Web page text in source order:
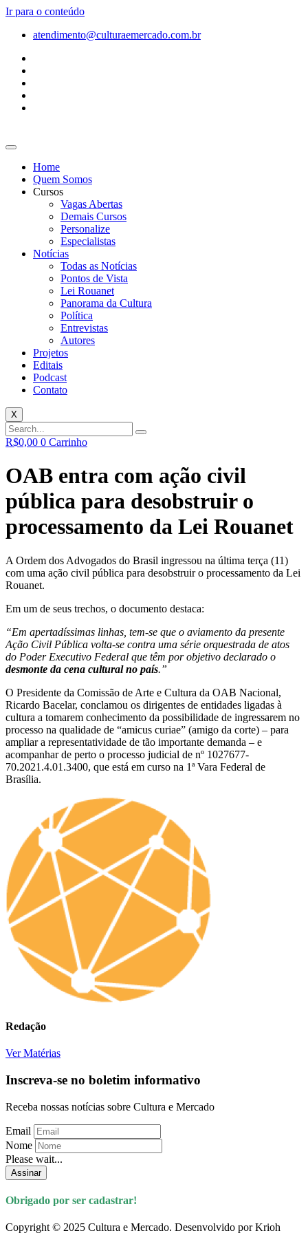
Ir para o conteúdo
atendimento@culturaemercado.com.br
Home
Quem Somos
Cursos
Vagas Abertas
Demais Cursos
Personalize
Especialistas
Notícias
Todas as Notícias
Pontos de Vista
Lei Rouanet
Panorama da Cultura
Política
Entrevistas
Autores
Projetos
Editais
Podcast
Contato
X
R$0,00 0 Carrinho
OAB entra com ação civil
pública para desobstruir o
processamento da Lei Rouanet
A Ordem dos Advogados do Brasil ingressou na última terça (11)
com uma ação civil pública para desobstruir o processamento da Lei
Rouanet.
Em um de seus trechos, o documento destaca:
“Em apertadíssimas linhas, tem-se que o aviamento da presente
Ação Civil Pública volta-se contra uma série orquestrada de atos
do Poder Executivo Federal que têm por objetivo declarado o
desmonte da cena cultural no país.”
O Presidente da Comissão de Arte e Cultura da OAB Nacional,
Ricardo Bacelar, conclamou os dirigentes de entidades ligadas à
cultura a tomarem conhecimento da possibilidade de ingressarem no
processo na qualidade de “amicus curiae” (amigo da corte) – para
ampliar a representatividade de tão importante demanda – e
acompanhar de perto o processo judicial de nº 1027677-
70.2021.4.01.3400, que está em curso na 1ª Vara Federal de
Brasília.
Redação
Ver Matérias
Inscreva-se no boletim informativo
Receba nossas notícias sobre Cultura e Mercado
Email
Nome
Please wait...
Assinar
Obrigado por ser cadastrar!
Copyright © 2025 Cultura e Mercado. Desenvolvido por Krioh